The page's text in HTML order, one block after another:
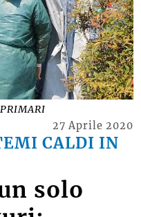
CALDI IN
27 Aprile 2020
solo